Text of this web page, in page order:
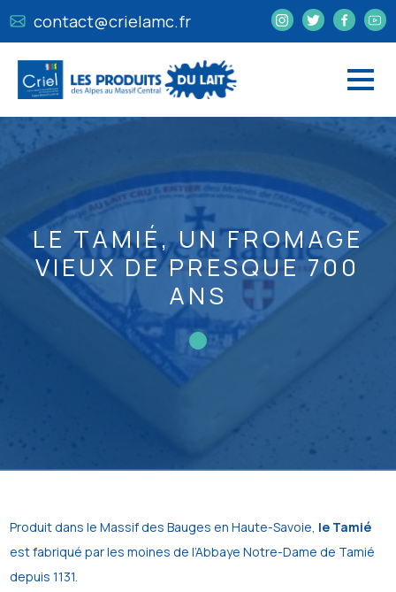
contact@crielamc.fr
LE TAMIÉ, UN FROMAGE
VIEUX DE PRESQUE 700
ANS
Produit dans le Massif des Bauges en Haute-Savoie, le Tamié
est fabriqué par les moines de l’Abbaye Notre-Dame de Tamié
depuis 1131.